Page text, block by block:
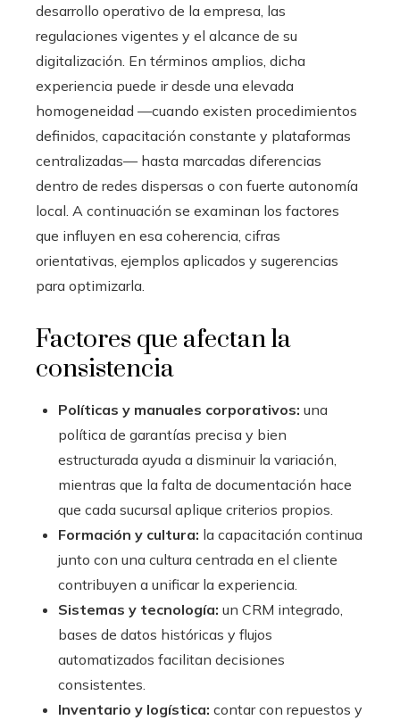
desarrollo operativo de la empresa, las
regulaciones vigentes y el alcance de su
digitalización. En términos amplios, dicha
experiencia puede ir desde una elevada
homogeneidad —cuando existen procedimientos
definidos, capacitación constante y plataformas
centralizadas— hasta marcadas diferencias
dentro de redes dispersas o con fuerte autonomía
local. A continuación se examinan los factores
que influyen en esa coherencia, cifras
orientativas, ejemplos aplicados y sugerencias
para optimizarla.
Factores que afectan la
consistencia
Políticas y manuales corporativos: una
política de garantías precisa y bien
estructurada ayuda a disminuir la variación,
mientras que la falta de documentación hace
que cada sucursal aplique criterios propios.
Formación y cultura: la capacitación continua
junto con una cultura centrada en el cliente
contribuyen a unificar la experiencia.
Sistemas y tecnología: un CRM integrado,
bases de datos históricas y flujos
automatizados facilitan decisiones
consistentes.
Inventario y logística: contar con repuestos y